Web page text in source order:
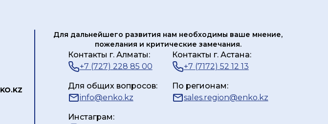
Для дальнейшего развития нам необходимы ваше мнение,
пожелания и критические замечания.
Контакты г. Алматы:
+7 (727) 228 85 00
Контакты г. Астана:
+7 (7172) 52 12 13
Для общих вопросов:
info@enko.kz
По регионам:
sales.region@enko.kz
Инстаграм: